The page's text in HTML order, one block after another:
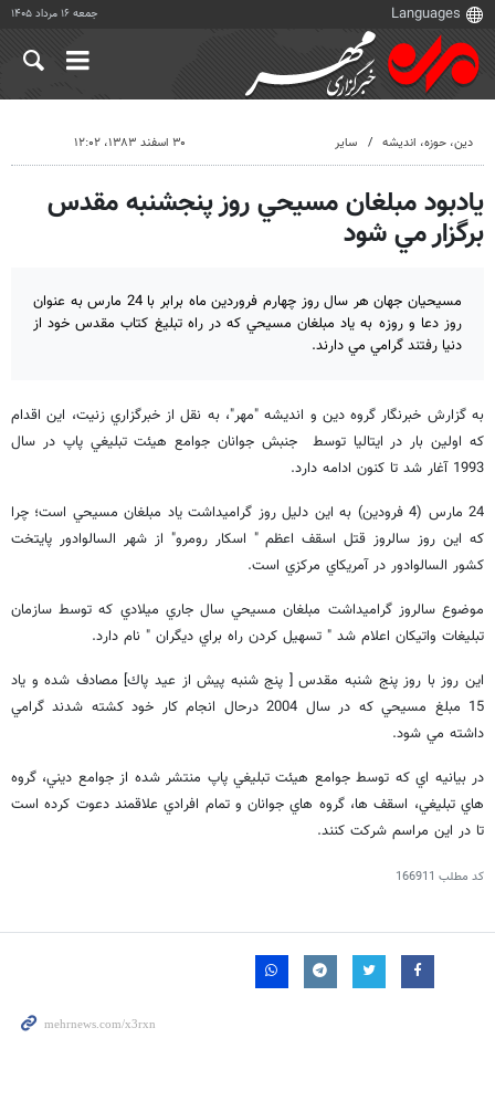
جمعه ۱۶ مرداد ۱۴۰۵
دين، حوزه، انديشه سایر ۳۰ اسفند ۱۳۸۳، ۱۲:۰۲
يادبود مبلغان مسيحي روز پنجشنبه مقدس
برگزار مي شود
مسيحيان جهان هر سال روز چهارم فروردين ماه برابر با 24 مارس به عنوان
روز دعا و روزه به ياد مبلغان مسيحي كه در راه تبليغ كتاب مقدس خود از
دنيا رفتند گرامي مي دارند.
به گزارش خبرنگار گروه دين و انديشه "مهر"، به نقل از خبرگزاري زنيت، اين اقدام
كه اولين بار در ايتاليا توسط جنبش جوانان جوامع هيئت تبليغي پاپ در سال
1993 آغار شد تا كنون ادامه دارد.
24 مارس (4 فرودين) به اين دليل روز گراميداشت ياد مبلغان مسيحي است؛ چرا
كه اين روز سالروز قتل اسقف اعظم " اسكار رومرو" از شهر السالوادور پايتخت
كشور السالوادور در آمريكاي مركزي است.
موضوع سالروز گراميداشت مبلغان مسيحي سال جاري ميلادي كه توسط سازمان
تبليغات واتيكان اعلام شد " تسهيل كردن راه براي ديگران " نام دارد.
اين روز با روز پنج شنبه مقدس [ پنج شنبه پيش از عيد پاك] مصادف شده و ياد
15 مبلغ مسيحي كه در سال 2004 درحال انجام كار خود كشته شدند گرامي
داشته مي شود.
در بيانيه اي كه توسط جوامع هيئت تبليغي پاپ منتشر شده از جوامع ديني، گروه
هاي تبليغي، اسقف ها، گروه هاي جوانان و تمام افرادي علاقمند دعوت كرده است
تا در اين مراسم شركت كنند.
کد مطلب 166911